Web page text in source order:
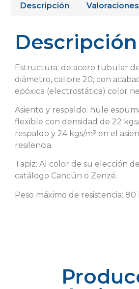
Descripción
Descripción
Estructura: de acero tubular
diámetro, calibre 20; con
epóxica (electrostática) color
Asiento y respaldo: hule
flexible con densidad de 22 kgs/
respaldo y 24 kgs/m³ en el
resilencia.
Tapiz: Al color de su elección
catálogo Cancún o Zenzé.
Peso máximo de resistencia: 80